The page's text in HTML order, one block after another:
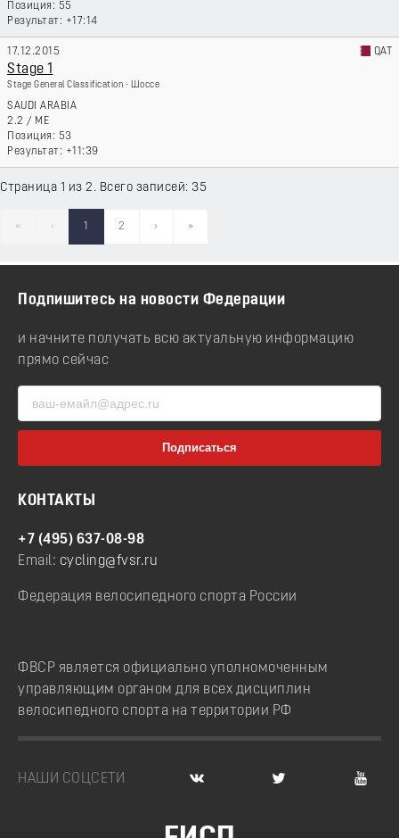
55
+17:14
17.12.2015 QAT
Stage 1
Stage General Classification - Шоссе
SAUDI ARABIA
2.2 / ME
53
+11:39
Страница 1 из 2. Всего записей: 35
« ‹ 1 2 › »
Подпишитесь на новости Федерации
и начните получать всю актуальную информацию
прямо сейчас
КОНТАКТЫ
+7 (495) 637-08-98
Email: cycling@fvsr.ru
Федерация велосипедного спорта России
ФВСР является официально уполномоченным
управляющим органом для всех дисциплин
велосипедного спорта на территории РФ
НАШИ СОЦСЕТИ